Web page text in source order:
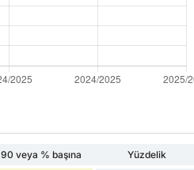
90 veya % başına
Yüzdelik